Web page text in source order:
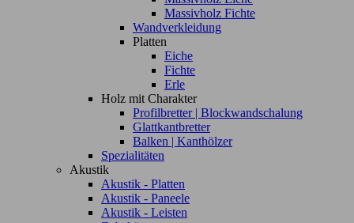
Massivholz Fichte
Wandverkleidung
Platten
Eiche
Fichte
Erle
Holz mit Charakter
Profilbretter | Blockwandschalung
Glattkantbretter
Balken | Kanthölzer
Spezialitäten
Akustik
Akustik - Platten
Akustik - Paneele
Akustik - Leisten